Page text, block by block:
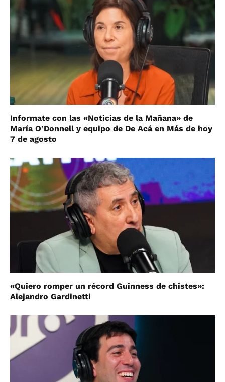
Informate con las «Noticias de la Mañana» de
María O’Donnell y equipo de De Acá en Más de hoy
7 de agosto
«Quiero romper un récord Guinness de chistes»:
Alejandro Gardinetti